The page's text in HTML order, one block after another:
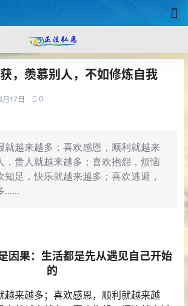
，羡慕别人，不如修炼自我
月17日 0
就越来越多；喜欢感恩，顺利就越来
，贵人就越来越多；喜欢抱怨，烦恼
知足，快乐就越来越多；喜欢逃避，
......
因果：生活都是先从遇见自己开始
的
越来越多；喜欢感恩，顺利就越来越